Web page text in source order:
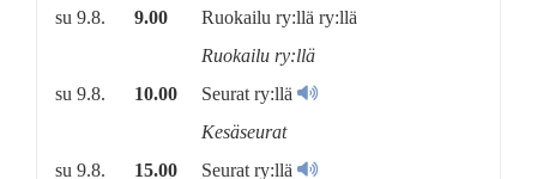
su 9.8.
9.00
Ruokailu ry:llä ry:llä
Ruokailu ry:llä
su 9.8.
10.00
Seurat ry:llä
Kesäseurat
su 9.8.
15.00
Seurat ry:llä